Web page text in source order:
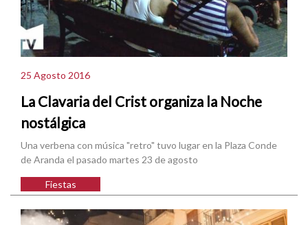
25 Agosto 2016
La Clavaria del Crist organiza la Noche
nostálgica
Una verbena con música "retro" tuvo lugar en la Plaza Conde
de Aranda el pasado martes 23 de agosto
Fiestas